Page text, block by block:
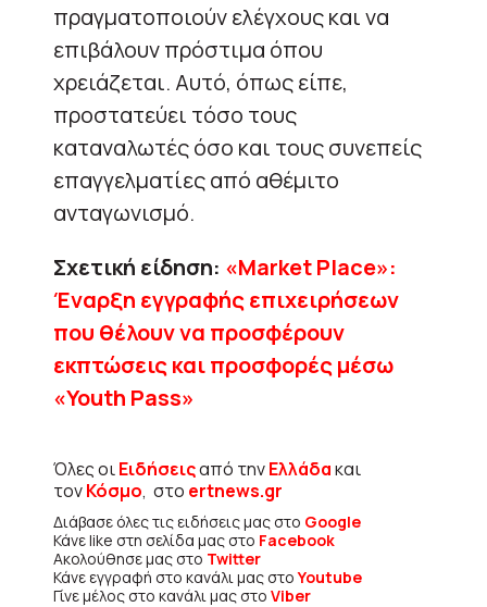
πραγματοποιούν ελέγχους και να
επιβάλουν πρόστιμα όπου
χρειάζεται. Αυτό, όπως είπε,
προστατεύει τόσο τους
καταναλωτές όσο και τους συνεπείς
επαγγελματίες από αθέμιτο
ανταγωνισμό.
Σχετική είδηση: «Market Place»:
Έναρξη εγγραφής επιχειρήσεων
που θέλουν να προσφέρουν
εκπτώσεις και προσφορές μέσω
«Youth Pass»
Όλες οιΕιδήσειςαπό τηνΕλλάδακαι
τονΚόσμο, στο ertnews.gr
Διάβασε όλες τις ειδήσεις μας στο Google
Κάνε like στη σελίδα μας στο Facebook
Ακολούθησε μας στο Twitter
Κάνε εγγραφή στο κανάλι μας στοYoutube
Γίνε μέλος στο κανάλι μας στο Viber